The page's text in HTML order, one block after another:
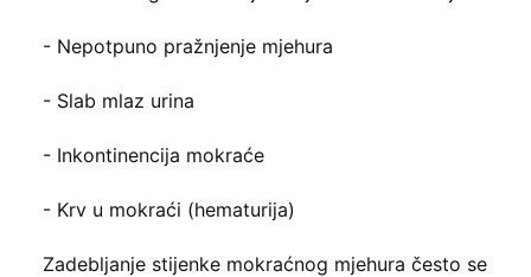
- Nepotpuno pražnjenje mjehura
- Slab mlaz urina
- Inkontinencija mokraće
- Krv u mokraći (hematurija)
Zadebljanje stijenke mokraćnog mjehura često se